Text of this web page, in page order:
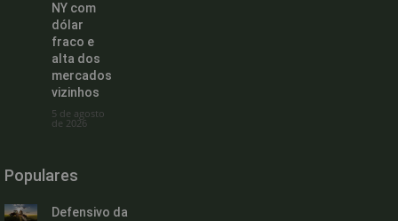
NY com
dólar
fraco e
alta dos
mercados
vizinhos
5 de agosto
de 2026
Populares
Defensivo da